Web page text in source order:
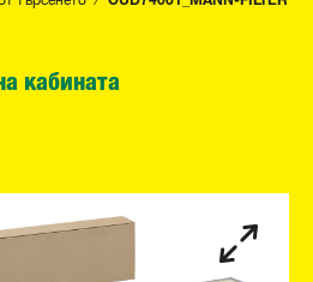
кабината